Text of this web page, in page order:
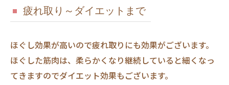
疲れ取り～ダイエットまで
ほぐし効果が高いので疲れ取りにも効果がございます。
ほぐした筋肉は、柔らかくなり継続していると細くなっ
てきますのでダイエット効果もございます。